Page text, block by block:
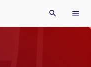
search menu